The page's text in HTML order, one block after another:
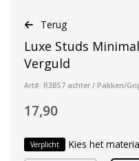
Terug
Luxe Studs
Verguld
Art#: R3B57 achter / Pakken/
17,90
Verplicht Kies het